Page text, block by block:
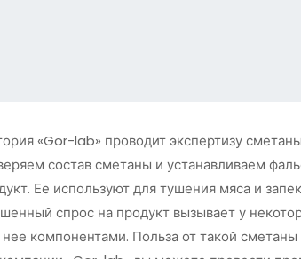
«Gor-lab» проводит экспертизу
состав сметаны и устанавливаем
Ее используют для тушения мяса и
спрос на продукт вызывает у
компонентами. Польза от такой